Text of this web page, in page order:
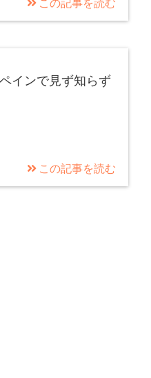
インで見ず知らず
この記事を読む